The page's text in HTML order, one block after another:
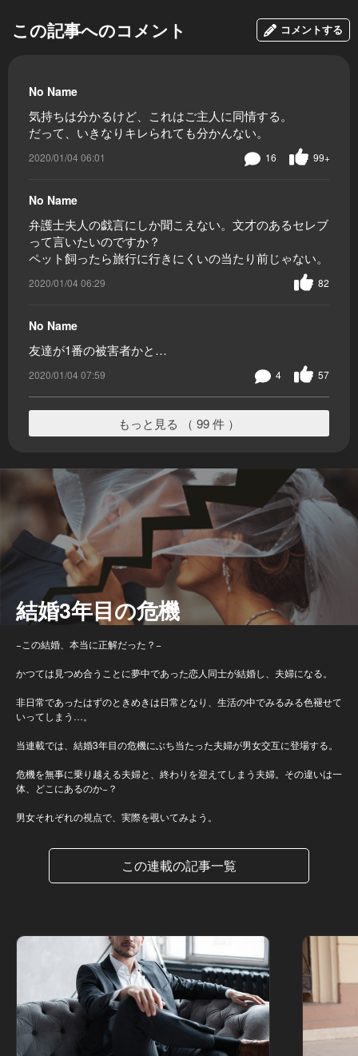
この記事へのコメント コメントする
No Name
気持ちは分かるけど、これはご主人に同情する。
だって、いきなりキレられても分かんない。
2020/01/04 06:01 99+
16
No Name
弁護士夫人の戯言にしか聞こえない。文才のあるセレブ
って言いたいのですか？
ペット飼ったら旅行に行きにくいの当たり前じゃない。
2020/01/04 06:29 82
No Name
友達が1番の被害者かと…
2020/01/04 07:59 57
4
もっと見る （ 99 件 ）
結婚3年目の危機
−この結婚、本当に正解だった？−
かつては見つめ合うことに夢中であった恋人同士が結婚し、夫婦になる。
非日常であったはずのときめきは日常となり、生活の中でみるみる色褪せて
いってしまう…。
当連載では、結婚3年目の危機にぶち当たった夫婦が男女交互に登場する。
危機を無事に乗り越える夫婦と、終わりを迎えてしまう夫婦。その違いは一
体、どこにあるのか−？
男女それぞれの視点で、実際を覗いてみよう。
この連載の記事一覧